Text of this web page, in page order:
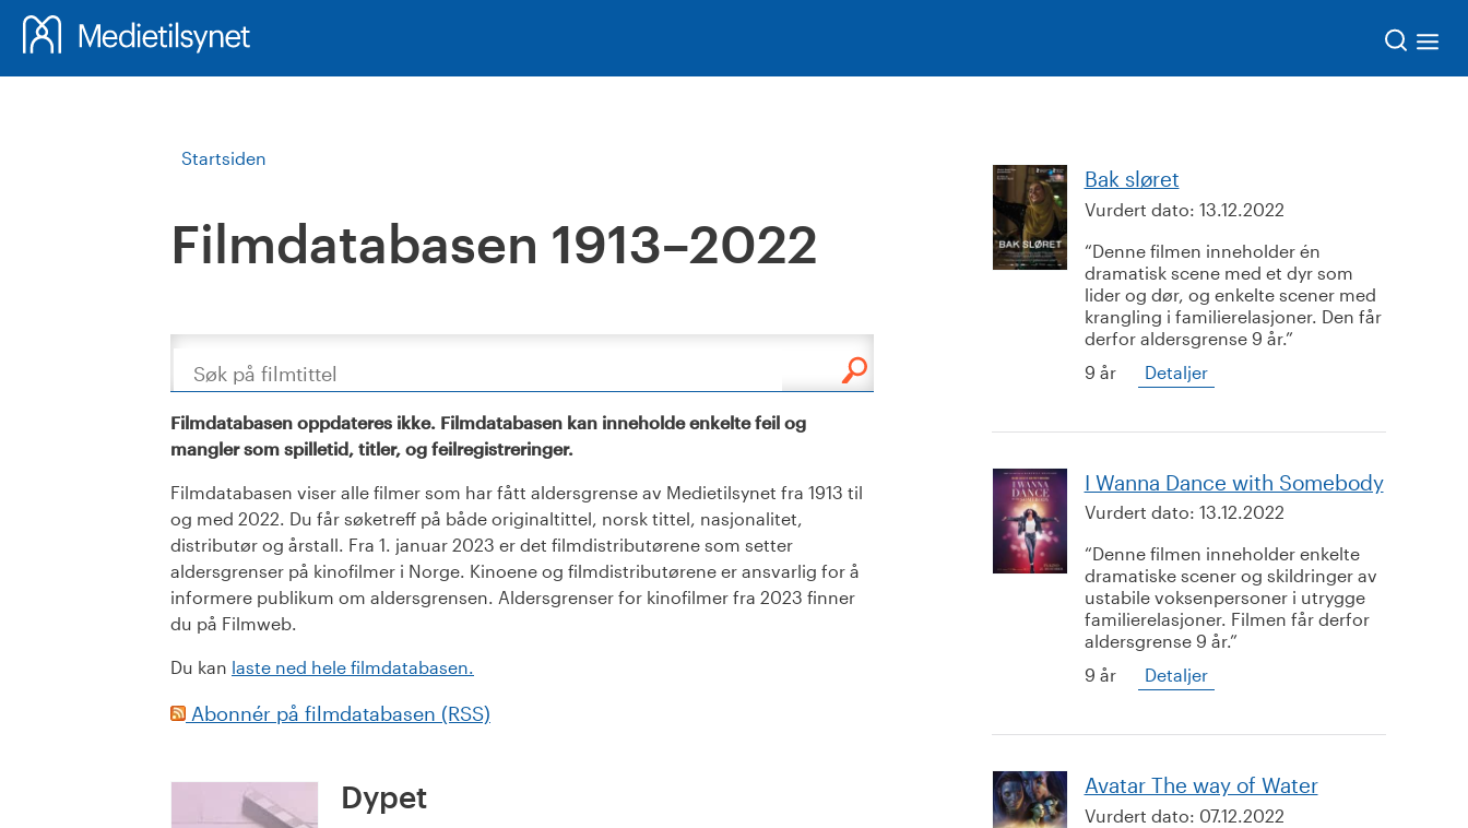
Startsiden
Filmdatabasen 1913–2022
Søk
Filmdatabasen oppdateres ikke. Filmdatabasen kan inneholde enkelte feil og
mangler som spilletid, titler, og feilregistreringer.
Filmdatabasen viser alle filmer som har fått aldersgrense av Medietilsynet fra 1913 til
og med 2022. Du får søketreff på både originaltittel, norsk tittel, nasjonalitet,
distributør og årstall. Fra 1. januar 2023 er det filmdistributørene som setter
aldersgrenser på kinofilmer i Norge. Kinoene og filmdistributørene er ansvarlig for å
informere publikum om aldersgrensen. Aldersgrenser for kinofilmer fra 2023 finner
du på Filmweb.
Du kan laste ned hele filmdatabasen.
Abonnér på filmdatabasen (RSS)
Dypet
Bak sløret
Vurdert dato: 13.12.2022
Denne filmen inneholder én
dramatisk scene med et dyr som
lider og dør, og enkelte scener med
krangling i familierelasjoner. Den får
derfor aldersgrense 9 år.
9 år
Detaljer
I Wanna Dance with Somebody
Vurdert dato: 13.12.2022
Denne filmen inneholder enkelte
dramatiske scener og skildringer av
ustabile voksenpersoner i utrygge
familierelasjoner. Filmen får derfor
aldersgrense 9 år.
9 år
Detaljer
Avatar The way of Water
Vurdert dato: 07.12.2022